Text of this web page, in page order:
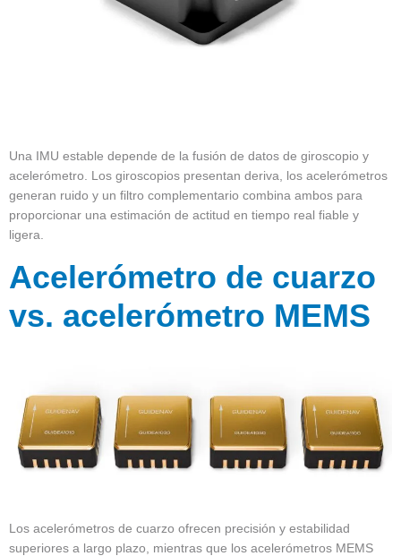
Una IMU estable depende de la fusión de datos de giroscopio y
acelerómetro. Los giroscopios presentan deriva, los acelerómetros
generan ruido y un filtro complementario combina ambos para
proporcionar una estimación de actitud en tiempo real fiable y
ligera.
Acelerómetro de cuarzo
vs. acelerómetro MEMS
Los acelerómetros de cuarzo ofrecen precisión y estabilidad
superiores a largo plazo, mientras que los acelerómetros MEMS